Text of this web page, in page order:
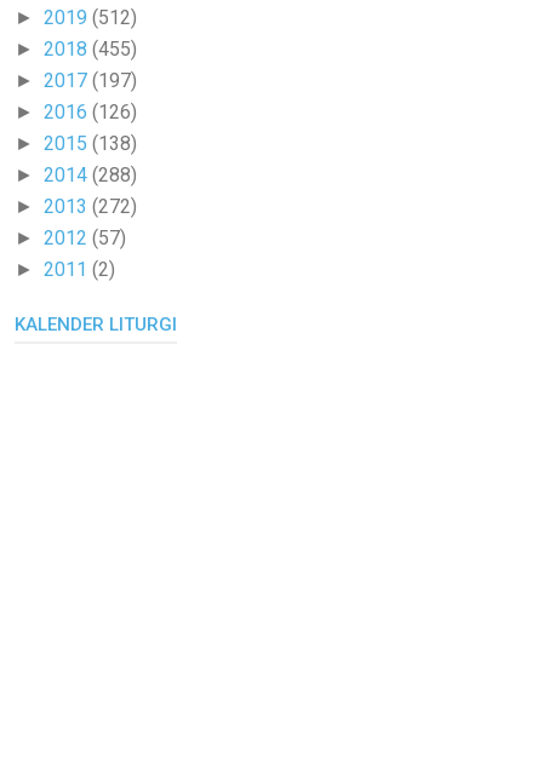
► 2019 (512)
► 2018 (455)
► 2017 (197)
► 2016 (126)
► 2015 (138)
► 2014 (288)
► 2013 (272)
► 2012 (57)
► 2011 (2)
KALENDER LITURGI